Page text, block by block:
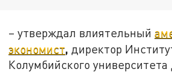
– утверждал влиятельный
экономист, директор
Колумбийского